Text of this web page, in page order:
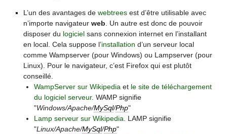
L’un des avantages de webtreesest d’être utilisable avec
n’importe navigateur web . Un autre est donc de pouvoir
disposer du logicielsans connexion internet en l’installant
en local. Cela suppose l’installation d’un serveur local
comme Wampserver (pour Windows) ou Lampserver (pour
Linux). Pour le navigateur, c’est Firefox qui est plutôt
conseillé.
WampServer sur Wikipedia et le site de téléchargement
du logiciel serveur. WAMP signifie
"Windows/Apache/MySql/Php"
Lamp serveur sur Wikipedia . LAMP signifie
"Linux/Apache/MySql/Php"